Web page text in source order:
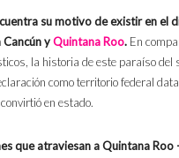
su motivo de existir en el
yQuintana Roo. En
la historia de este paraíso del
como territorio federal
en estado.
que atraviesan a Quintana